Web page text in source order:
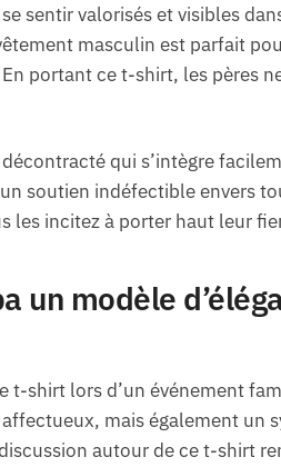
sentir valorisés et visibles
masculin est parfait
portant ce t-shirt, les pères
qui s’intègre
soutien indéfectible envers
les incitez à porter haut leur
un modèle
t-shirt lors d’un événement
mais également un
autour de ce t-shirt